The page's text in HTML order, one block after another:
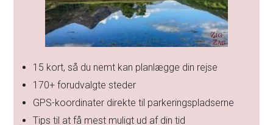
15 kort, så du nemt kan planlægge din rejse
170+ forudvalgte steder
GPS-koordinater direkte til parkeringspladserne
Tips til at få mest muligt ud af din tid